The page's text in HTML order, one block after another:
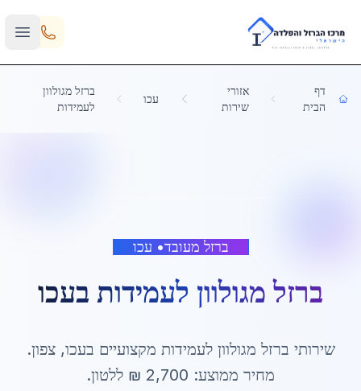
Skip to main content
דף
הבית
אזורי
שירות
עכו
ברזל מגולוון
לעמידות
ברזל מעובד• עכו
ברזל מגולוון לעמידות בעכו
שירותי ברזל מגולוון לעמידות מקצועיים בעכו,צפון.
מחיר ממוצע: 2,700 ₪ ללטון.